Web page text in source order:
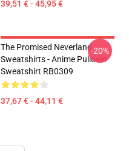
39,51 € - 45,95 €
The Promised Neverland
Sweatshirts - Anime Pullover
Sweatshirt RB0309
37,67 € - 44,11 €
-20%